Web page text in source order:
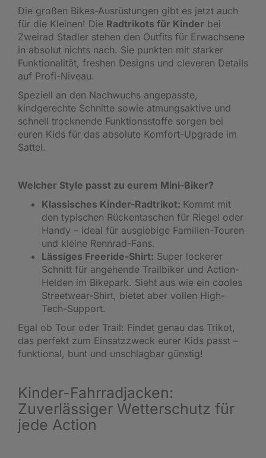
Die großen Bikes-Ausrüstungen gibt es jetzt auch
für die Kleinen! Die Radtrikots für Kinder bei
Zweirad Stadler stehen den Outfits für Erwachsene
in absolut nichts nach. Sie punkten mit starker
Funktionalität, freshen Designs und cleveren Details
auf Profi-Niveau.
Speziell an den Nachwuchs angepasste,
kindgerechte Schnitte sowie atmungsaktive und
schnell trocknende Funktionsstoffe sorgen bei
euren Kids für das absolute Komfort-Upgrade im
Sattel.
Welcher Style passt zu eurem Mini-Biker?
Klassisches Kinder-Radtrikot: Kommt mit
den typischen Rückentaschen für Riegel oder
Handy – ideal für ausgiebige Familien-Touren
und kleine Rennrad-Fans.
Lässiges Freeride-Shirt: Super lockerer
Schnitt für angehende Trailbiker und Action-
Helden im Bikepark. Sieht aus wie ein cooles
Streetwear-Shirt, bietet aber vollen High-
Tech-Support.
Egal ob Tour oder Trail: Findet genau das Trikot,
das perfekt zum Einsatzzweck eurer Kids passt –
funktional, bunt und unschlagbar günstig!
Kinder-Fahrradjacken:
Zuverlässiger Wetterschutz für
jede Action